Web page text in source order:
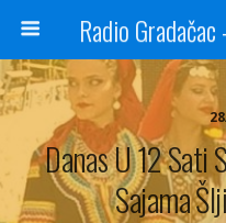
Danas U 12 Sati
Sajama